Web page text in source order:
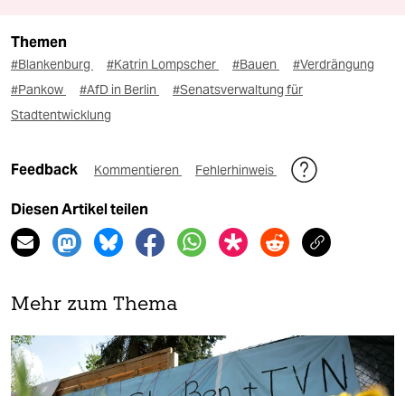
Themen
#Blankenburg #Katrin Lompscher #Bauen
#Verdrängung
#Pankow
#AfD in Berlin
#Senatsverwaltung für
Stadtentwicklung
Feedback Kommentieren Fehlerhinweis
Diesen Artikel teilen
Mehr zum Thema